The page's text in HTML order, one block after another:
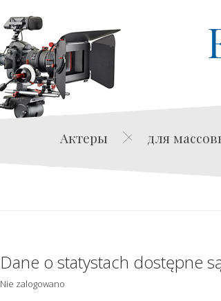
Актеры для
Dane o statystach dostępne
Nie zalogowano